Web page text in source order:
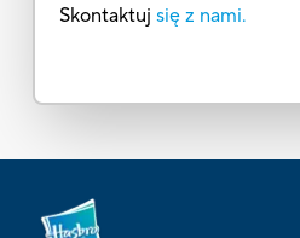
Skontaktuj się z nami.